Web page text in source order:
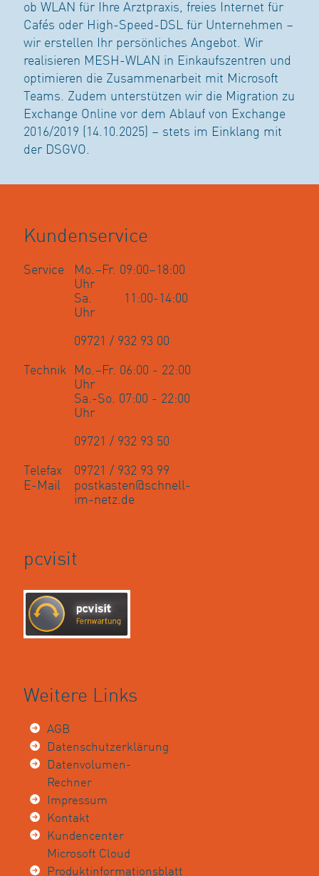
ob WLAN für Ihre Arztpraxis, freies Internet für
Cafés oder High-Speed-DSL für Unternehmen –
wir erstellen Ihr persönliches Angebot. Wir
realisieren MESH-WLAN in Einkaufszentren und
optimieren die Zusammenarbeit mit Microsoft
Teams. Zudem unterstützen wir die Migration zu
Exchange Online vor dem Ablauf von Exchange
2016/2019 (14.10.2025) – stets im Einklang mit
der DSGVO.
Kundenservice
Service
Mo.–Fr. 09:00–18:00
Uhr
Sa. 11:00-14:00
Uhr
09721 / 932 93 00
Technik
Mo.–Fr. 06:00 - 22:00
Uhr
Sa.-So. 07:00 - 22:00
Uhr
09721 / 932 93 50
Telefax
09721 / 932 93 99
E-Mail
postkasten@schnell-
im-netz.de
pcvisit
Weitere Links
AGB
Datenschutzerklärung
Datenvolumen-
Rechner
Impressum
Kontakt
Kundencenter
Microsoft Cloud
Produktinformationsblatt